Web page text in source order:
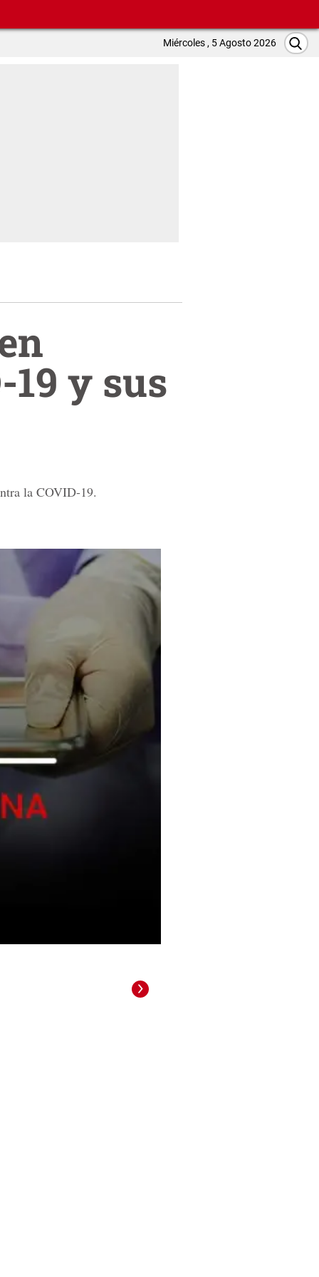
Miércoles , 5 Agosto 2026
y sus
la COVID-19.